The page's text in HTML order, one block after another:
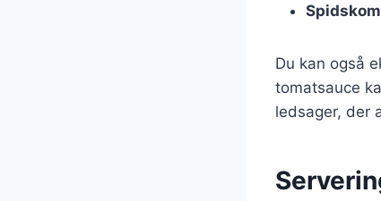
Du kan også
tomatsauce
ledsager, der